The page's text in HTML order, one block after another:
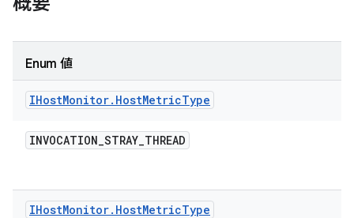
Enum 値
IHostMonitor. HostMetricType
INVOCATION_STRAY_THREAD
IHostMonitor. HostMetricType